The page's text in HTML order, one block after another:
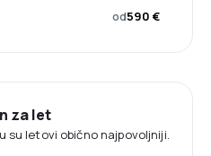
od590 €
za let
su letovi obično najpovoljniji.